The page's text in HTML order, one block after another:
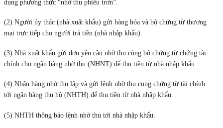
dụng phương thức “nhờ thu phiếu trơn”.
(2) Người ủy thác (nhà xuất khẩu) gửi hàng hóa và bộ chứng từ thương
mại trực tiếp cho người trả tiền (nhà nhập khẩu).
(3) Nhà xuất khẩu gửi đơn yêu cầu nhờ thu cùng bộ chứng từ chứng tài
chính cho ngân hàng nhờ thu (NHNT) để thu tiền từ nhà nhập khẩu.
(4) Nhân hàng nhờ thu lập và gửi lệnh nhờ thu cung chứng từ tài chính
tới ngân hàng thu hộ (NHTH) để thu tiền từ nhà nhập khẩu.
(5) NHTH thông báo lệnh nhờ thu tới nhà nhập khẩu.